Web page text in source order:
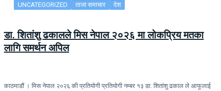
UNCATEGORIZED ताजा समाचार देश
डा. शितांशु ढकालले मिस नेपाल २०२६ मा लोकप्रिय मतका
लागि समर्थन अपिल
काठमाडौं । मिस नेपाल २०२६ की प्रतियोगी प्रतियोगी नम्बर १३ डा. शितांशु ढकाल ले आफूलाई